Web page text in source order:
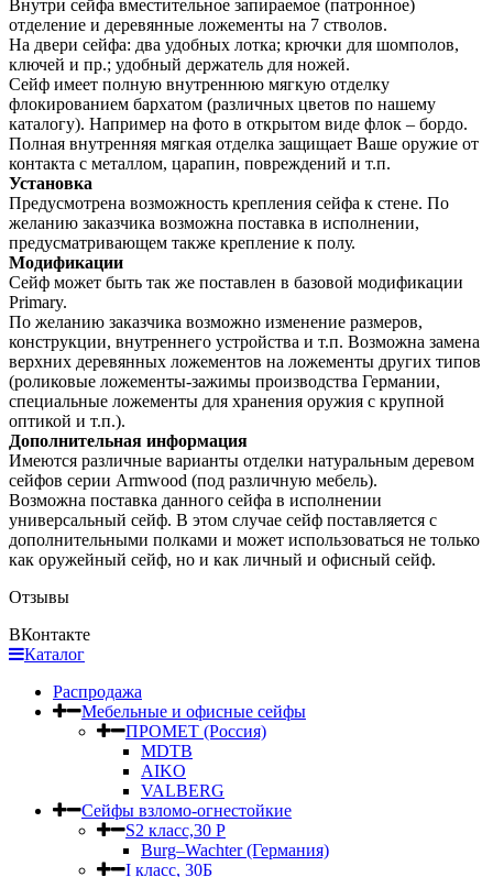
Внутри сейфа вместительное запираемое (патронное)
отделение и деревянные ложементы на 7 стволов.
На двери сейфа: два удобных лотка; крючки для шомполов,
ключей и пр.; удобный держатель для ножей.
Сейф имеет полную внутреннюю мягкую отделку
флокированием бархатом (различных цветов по нашему
каталогу). Например на фото в открытом виде флок – бордо.
Полная внутренняя мягкая отделка защищает Ваше оружие от
контакта с металлом, царапин, повреждений и т.п.
Установка
Предусмотрена возможность крепления сейфа к стене. По
желанию заказчика возможна поставка в исполнении,
предусматривающем также крепление к полу.
Модификации
Сейф может быть так же поставлен в базовой модификации
Primary.
По желанию заказчика возможно изменение размеров,
конструкции, внутреннего устройства и т.п. Возможна замена
верхних деревянных ложементов на ложементы других типов
(роликовые ложементы-зажимы производства Германии,
специальные ложементы для хранения оружия с крупной
оптикой и т.п.).
Дополнительная информация
Имеются различные варианты отделки натуральным деревом
сейфов серии Armwood (под различную мебель).
Возможна поставка данного сейфа в исполнении
универсальный сейф. В этом случае сейф поставляется с
дополнительными полками и может использоваться не только
как оружейный сейф, но и как личный и офисный сейф.
Отзывы
ВКонтакте
Каталог
Распродажа
Мебельные и офисные сейфы
ПРОМЕТ (Россия)
MDTB
AIKO
VALBERG
Сейфы взломо-огнестойкие
S2 класс,30 Р
Burg–Wachter (Германия)
I класс, 30Б